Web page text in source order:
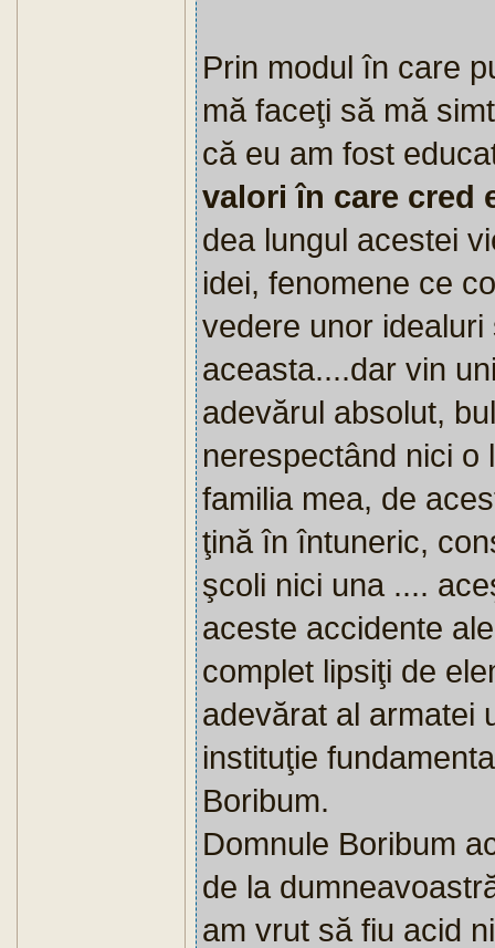
Prin modul în care
mă faceţi să mă
că eu am fost
valori în care cred
dea lungul acestei
idei, fenomene ce
vedere unor
aceasta....dar vin
adevărul absolut,
nerespectând nici o
familia mea, de
ţină în întuneric,
şcoli nici una ....
aceste accidente
complet lipsiţi de
adevărat al armatei
instituţie
Boribum.
Domnule Boribum
de la
am vrut să fiu acid